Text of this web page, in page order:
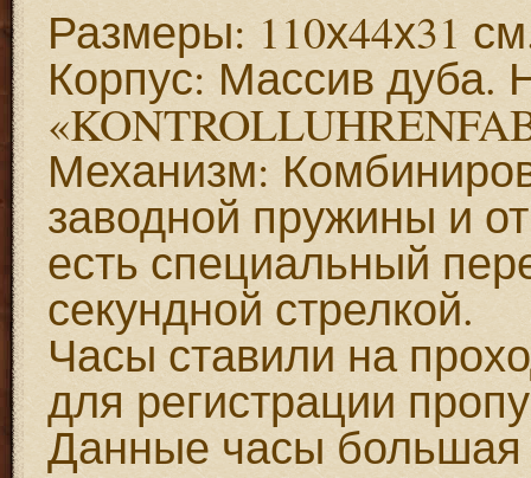
Размеры: 110х44х31
Корпус: Массив дуба.
Механизм:
заводной пружины и
есть специальный
секундной стрелкой.
Часы ставили на
для регистрации
Данные часы большая